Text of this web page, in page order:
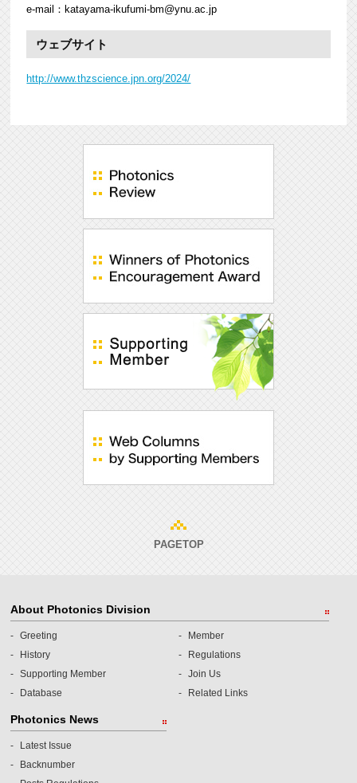
e-mail：katayama-ikufumi-bm@ynu.ac.jp
ウェブサイト
http://www.thzscience.jpn.org/2024/
PAGETOP
About Photonics Division
Greeting
Member
History
Regulations
Supporting Member
Join Us
Database
Related Links
Photonics News
Latest Issue
Backnumber